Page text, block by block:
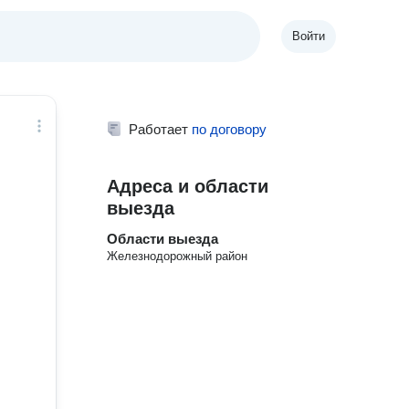
Войти
Работает по договору
Адреса и области
выезда
Области выезда
Железнодорожный район